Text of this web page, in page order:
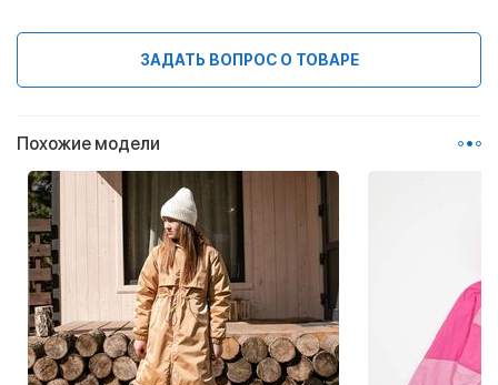
ЗАДАТЬ ВОПРОС О ТОВАРЕ
Похожие модели